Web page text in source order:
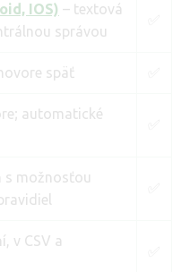
IOS) – textová
správou
späť
automatické
s možnosťou
v CSV a